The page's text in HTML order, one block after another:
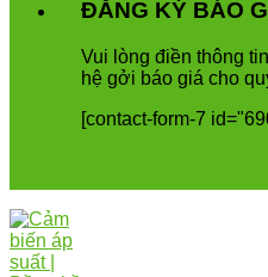
ĐĂNG KÝ BÁO
Vui òng điền thông tin
hệ gởi báo giá cho qu
[contact-form-7